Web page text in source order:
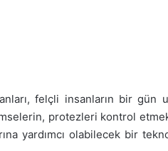
felçli insanların bir gün
protezleri kontrol
yardımcı olabilecek bir